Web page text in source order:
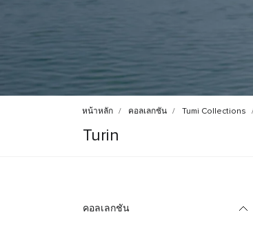
หน้าหลัก คอลเลกชัน Tumi Collections
Turin
คอลเลกชัน